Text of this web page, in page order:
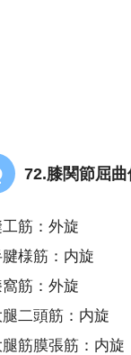
よう！
72.膝関節屈
工筋：外旋
様筋：内旋
筋：外旋
二頭筋：内旋
腿筋膜張筋：内旋